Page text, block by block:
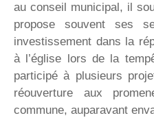
au conseil municipal, il
propose souvent ses
investissement dans la
à l’église lors de la
participé à plusieurs
réouverture aux
commune, auparavant